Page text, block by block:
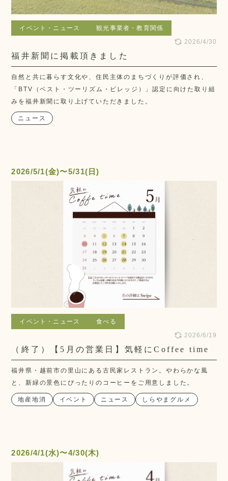
福井新聞に掲載頂きました
自然と共に暮らす文化や、住民主体のまちづくりが評価され、
「BTV（ベスト・ツーリズム・ビレッジ）」認定に向けた取り組
みを福井新聞に取り上げていただきました。
2026/4/30
イベント・ニュース 観光事業者・教育関係
ニュース
2026/5/1(金)〜5/31(日)
（終了）【5月の営業日】気軽にCoffee time
福井県・越前市の里山にある古民家レストラン。やわらかな風
と、新緑の景色にぴったりのコーヒーをご用意しました。
2026/6/19
イベント・ニュース 食べる
地産地消 イベント ニュース しらやまグルメ
2026/4/1(水)〜4/30(木)